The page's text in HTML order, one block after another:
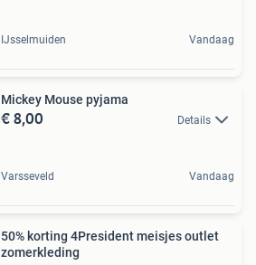
IJsselmuiden Vandaag
Mickey Mouse pyjama
€ 8,00 Details
Varsseveld Vandaag
50% korting 4President meisjes outlet
zomerkleding